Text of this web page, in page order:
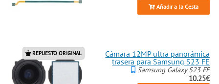
Añadir a la Cesta
REPUESTO ORIGINAL
Cámara 12MP ultra panorámica
trasera para Samsung S23 FE
Samsung Galaxy S23 FE
10.25€